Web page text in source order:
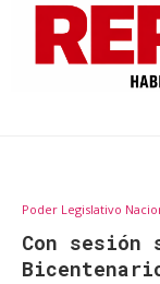
Poder Legislativo
Con sesión